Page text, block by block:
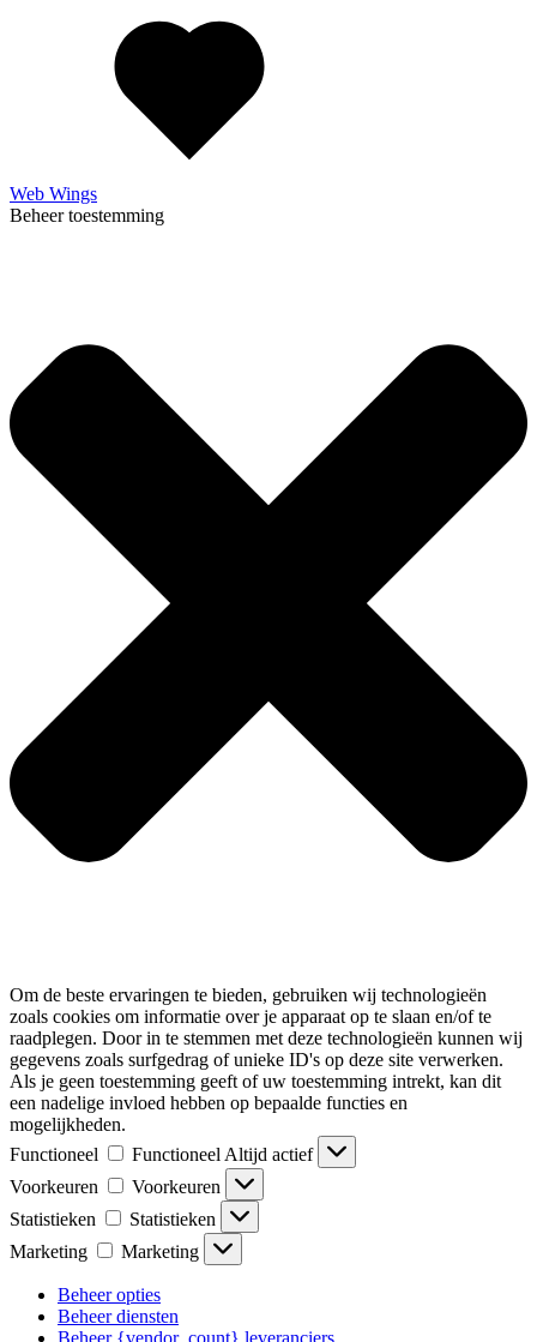
Web Wings
Beheer toestemming
Om de beste ervaringen te bieden, gebruiken wij technologieën
zoals cookies om informatie over je apparaat op te slaan en/of te
raadplegen. Door in te stemmen met deze technologieën kunnen wij
gegevens zoals surfgedrag of unieke ID's op deze site verwerken.
Als je geen toestemming geeft of uw toestemming intrekt, kan dit
een nadelige invloed hebben op bepaalde functies en
mogelijkheden.
Functioneel
Functioneel Altijd actief
Voorkeuren
Voorkeuren
Statistieken
Statistieken
Marketing
Marketing
Beheer opties
Beheer diensten